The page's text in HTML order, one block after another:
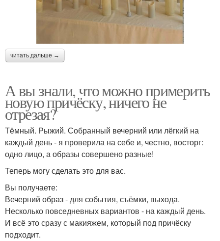
читать дальше →
А вы знали, что можно примерить
новую причёску, ничего не
отрезая?
Тёмный. Рыжий. Собранный вечерний или лёгкий на
каждый день - я проверила на себе и, честно, восторг:
одно лицо, а образы совершено разные!
Теперь могу сделать это для вас.
Вы получаете:
Вечерний образ - для события, съёмки, выхода.
Несколько повседневных вариантов - на каждый день.
И всё это сразу с макияжем, который под причёску
подходит.